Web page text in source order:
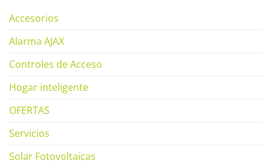
Accesorios
Alarma AJAX
Controles de Acceso
Hogar inteligente
OFERTAS
Servicios
Solar Fotovoltaicas